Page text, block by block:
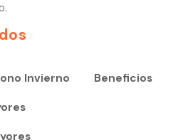
Invierno Beneficios